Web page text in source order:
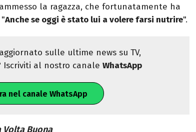
la ragazza, che fortunatamente ha
Anche se oggi è stato lui a volere farsi nutrire".
sulle ultime news su TV,
Iscriviti al nostro canaleWhatsApp
nel canale WhatsApp
Volta Buona